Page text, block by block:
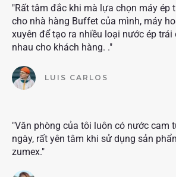
"Rất tâm đắc khi mà lựa chọn máy ép
cho nhà hàng Buffet của mình, máy
xuyên để tạo ra nhiều loại nước ép
nhau cho khách hàng. ."
LUIS CARLOS
"Văn phòng của tôi luôn có nước cam
ngày, rất yên tâm khi sử dụng sản
zumex."